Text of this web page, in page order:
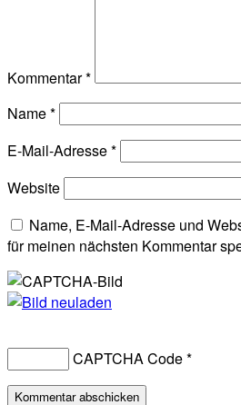
Kommentar*
Name*
E-Mail-Adresse*
Website
Name, E-Mail-Adresse und
für meinen nächsten Kommentar
CAPTCHA Code*